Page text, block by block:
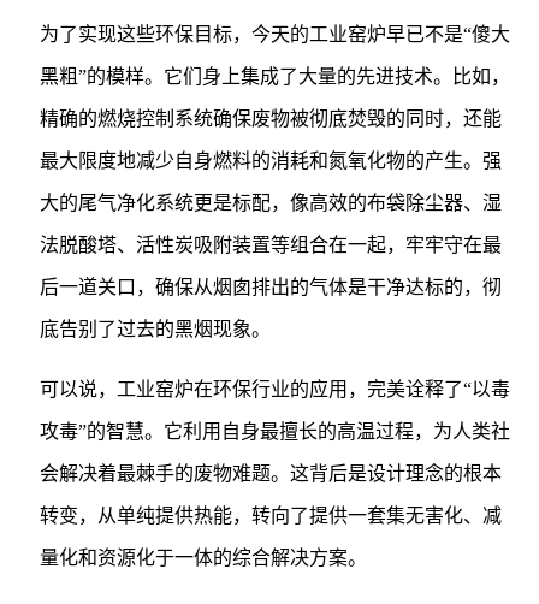
为了实现这些环保目标，今天的工业窑炉早已不是“傻大
黑粗”的模样。它们身上集成了大量的先进技术。比如，
精确的燃烧控制系统确保废物被彻底焚毁的同时，还能
最大限度地减少自身燃料的消耗和氮氧化物的产生。强
大的尾气净化系统更是标配，像高效的布袋除尘器、湿
法脱酸塔、活性炭吸附装置等组合在一起，牢牢守在最
后一道关口，确保从烟囱排出的气体是干净达标的，彻
底告别了过去的黑烟现象。
可以说，工业窑炉在环保行业的应用，完美诠释了“以毒
攻毒”的智慧。它利用自身最擅长的高温过程，为人类社
会解决着最棘手的废物难题。这背后是设计理念的根本
转变，从单纯提供热能，转向了提供一套集无害化、减
量化和资源化于一体的综合解决方案。